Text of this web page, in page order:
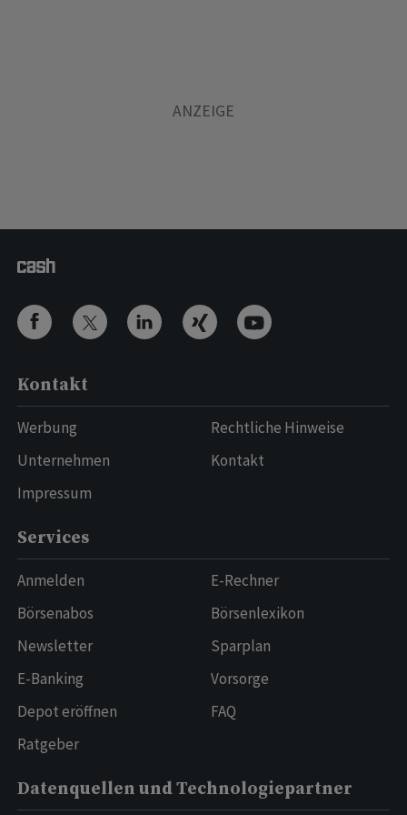
Kontakt
Werbung
Unternehmen
Impressum
Rechtliche Hinweise
Kontakt
Services
Anmelden
Börsenabos
Newsletter
E-Banking
Depot eröffnen
Ratgeber
E-Rechner
Börsenlexikon
Sparplan
Vorsorge
FAQ
Datenquellen und Technologiepartner